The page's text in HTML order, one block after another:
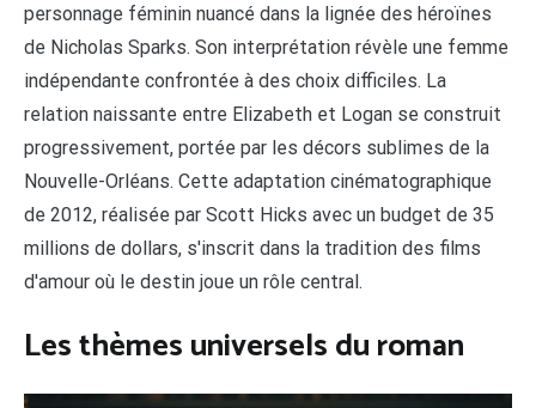
personnage féminin nuancé dans la lignée des héroïnes
de Nicholas Sparks. Son interprétation révèle une femme
indépendante confrontée à des choix difficiles. La
relation naissante entre Elizabeth et Logan se construit
progressivement, portée par les décors sublimes de la
Nouvelle-Orléans. Cette adaptation cinématographique
de 2012, réalisée par Scott Hicks avec un budget de 35
millions de dollars, s'inscrit dans la tradition des films
d'amour où le destin joue un rôle central.
Les thèmes universels du roman